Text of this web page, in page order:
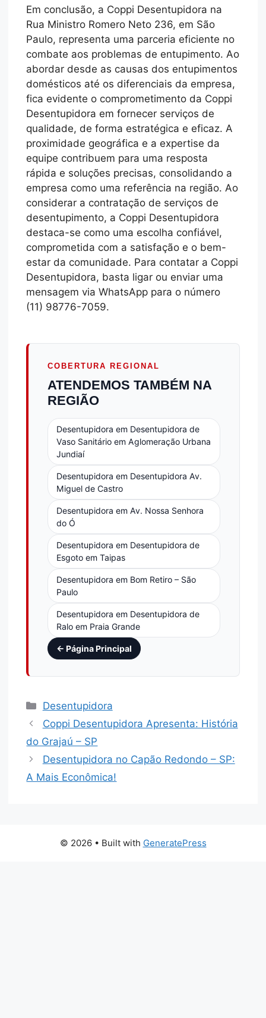
Em conclusão, a Coppi Desentupidora na
Rua Ministro Romero Neto 236, em São
Paulo, representa uma parceria eficiente no
combate aos problemas de entupimento. Ao
abordar desde as causas dos entupimentos
domésticos até os diferenciais da empresa,
fica evidente o comprometimento da Coppi
Desentupidora em fornecer serviços de
qualidade, de forma estratégica e eficaz. A
proximidade geográfica e a expertise da
equipe contribuem para uma resposta
rápida e soluções precisas, consolidando a
empresa como uma referência na região. Ao
considerar a contratação de serviços de
desentupimento, a Coppi Desentupidora
destaca-se como uma escolha confiável,
comprometida com a satisfação e o bem-
estar da comunidade. Para contatar a Coppi
Desentupidora, basta ligar ou enviar uma
mensagem via WhatsApp para o número
(11) 98776-7059.
COBERTURA REGIONAL
ATENDEMOS TAMBÉM NA
REGIÃO
Desentupidora em Desentupidora de
Vaso Sanitário em Aglomeração Urbana
Jundiaí
Desentupidora em Desentupidora Av.
Miguel de Castro
Desentupidora em Av. Nossa Senhora
do Ó
Desentupidora em Desentupidora de
Esgoto em Taipas
Desentupidora em Bom Retiro – São
Paulo
Desentupidora em Desentupidora de
Ralo em Praia Grande
← Página Principal
Desentupidora
Coppi Desentupidora Apresenta: História
do Grajaú – SP
Desentupidora no Capão Redondo – SP:
A Mais Econômica!
© 2026 • Built with GeneratePress